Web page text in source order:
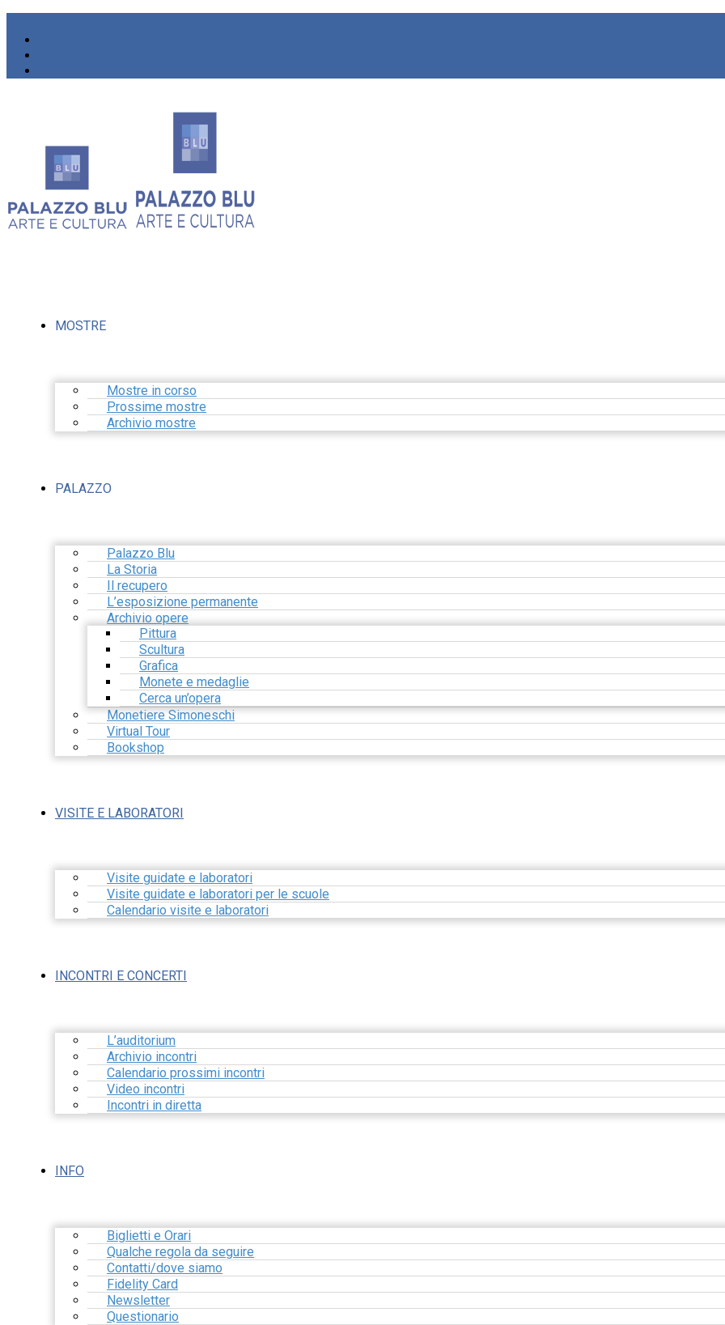
MOSTRE
Mostre in corso
Prossime mostre
Archivio mostre
PALAZZO
Palazzo Blu
La Storia
Il recupero
L’esposizione permanente
Archivio opere
Pittura
Scultura
Grafica
Monete e medaglie
Cerca un’opera
Monetiere Simoneschi
Virtual Tour
Bookshop
VISITE E LABORATORI
Visite guidate e laboratori
Visite guidate e laboratori per le scuole
Calendario visite e laboratori
INCONTRI E CONCERTI
L’auditorium
Archivio incontri
Calendario prossimi incontri
Video incontri
Incontri in diretta
INFO
Biglietti e Orari
Qualche regola da seguire
Contatti/dove siamo
Fidelity Card
Newsletter
Questionario